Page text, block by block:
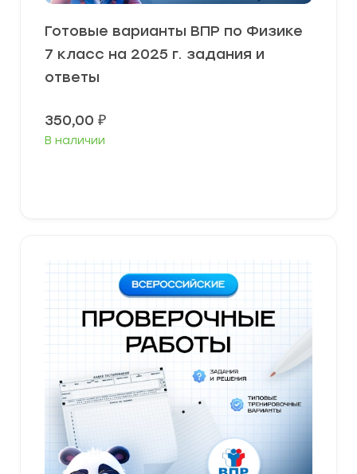
Готовые варианты ВПР по Физике
7 класс на 2025 г. задания и
ответы
350,00 ₽
В наличии